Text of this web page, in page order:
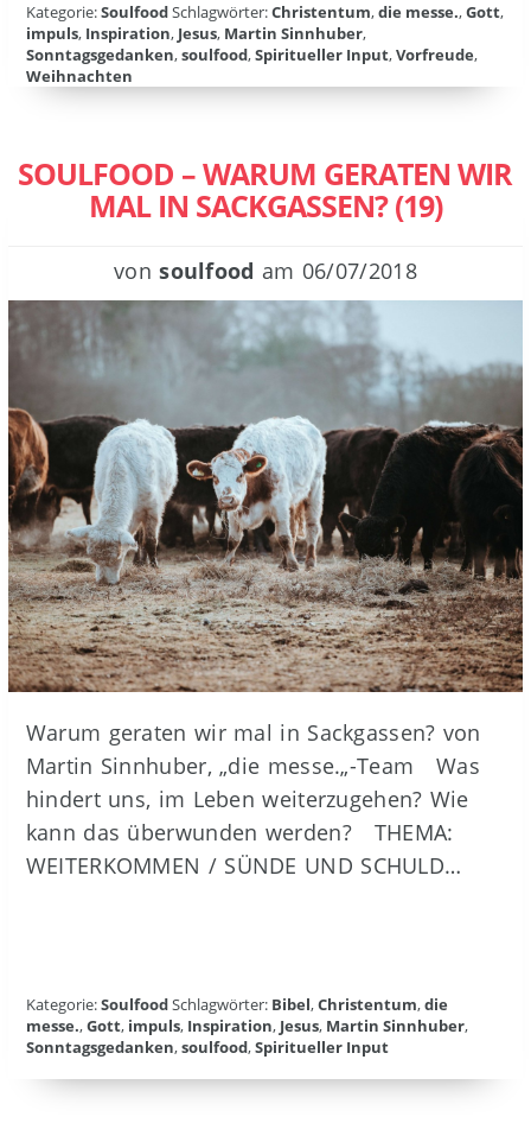
Kategorie:SoulfoodSchlagwörter:Christentum,die messe.,Gott,
impuls, Inspiration, Jesus, Martin Sinnhuber,
Sonntagsgedanken,soulfood,Spiritueller Input,Vorfreude,
Weihnachten
SOULFOOD – WARUM GERATEN WIR
MAL IN SACKGASSEN? (19)
vonsoulfood am 06/07/2018
Warum geraten wir mal in Sackgassen? von
Martin Sinnhuber, „die messe.„-Team Was
hindert uns, im Leben weiterzugehen? Wie
kann das überwunden werden? THEMA:
WEITERKOMMEN / SÜNDE UND SCHULD…
Kategorie:SoulfoodSchlagwörter: Bibel,Christentum,die
messe.,Gott, impuls, Inspiration, Jesus, Martin Sinnhuber,
Sonntagsgedanken,soulfood,Spiritueller Input